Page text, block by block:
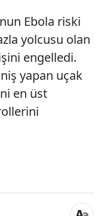
Ebola riski
yolcusu olan
engelledi.
yapan uçak
en üst